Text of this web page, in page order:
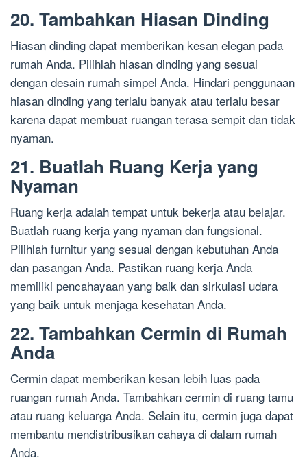
20. Tambahkan Hiasan Dinding
Hiasan dinding dapat memberikan kesan elegan pada
rumah Anda. Pilihlah hiasan dinding yang sesuai
dengan desain rumah simpel Anda. Hindari penggunaan
hiasan dinding yang terlalu banyak atau terlalu besar
karena dapat membuat ruangan terasa sempit dan tidak
nyaman.
21. Buatlah Ruang Kerja yang
Nyaman
Ruang kerja adalah tempat untuk bekerja atau belajar.
Buatlah ruang kerja yang nyaman dan fungsional.
Pilihlah furnitur yang sesuai dengan kebutuhan Anda
dan pasangan Anda. Pastikan ruang kerja Anda
memiliki pencahayaan yang baik dan sirkulasi udara
yang baik untuk menjaga kesehatan Anda.
22. Tambahkan Cermin di Rumah
Anda
Cermin dapat memberikan kesan lebih luas pada
ruangan rumah Anda. Tambahkan cermin di ruang tamu
atau ruang keluarga Anda. Selain itu, cermin juga dapat
membantu mendistribusikan cahaya di dalam rumah
Anda.